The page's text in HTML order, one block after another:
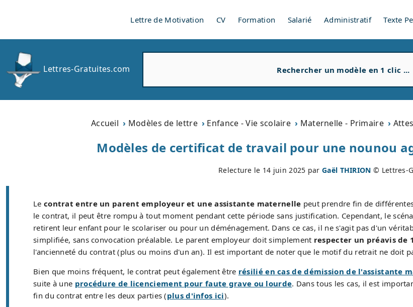
Lettre de Motivation CV Formation Salarié Administratif Texte
Lettres-Gratuites.com
r
h
e
Accueil Modèles de lettre Enfance - Vie scolaire Maternelle - Primaire
Modèles de certificat de travail pour une nounou
Relecture le 14 juin 2025 parGaël THIRION © Lettres-
Le contrat entre un parent employeur et une assistante maternelle peut prendre fin de
le contrat, il peut être rompu à tout moment pendant cette période sans justification. Cependant, le
retirent leur enfant pour le scolariser ou pour un déménagement. Dans ce cas, il ne s'agit pas d'un
simplifiée, sans convocation préalable. Le parent employeur doit simplement respecter un préavis de
l'ancienneté du contrat (plus ou moins d'un an). Il est important de noter que le motif du retrait ne doit
Bien que moins fréquent, le contrat peut également être résilié en cas de démission de l'assistante
suite à une procédure de licenciement pour faute grave ou lourde. Dans tous les cas, il est
fin du contrat entre les deux parties (plus d'infos ici).